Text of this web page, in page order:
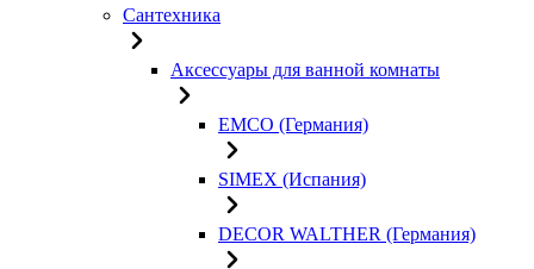
Сантехника
Аксессуары для ванной комнаты
EMCO (Германия)
SIMEX (Испания)
DECOR WALTHER (Германия)